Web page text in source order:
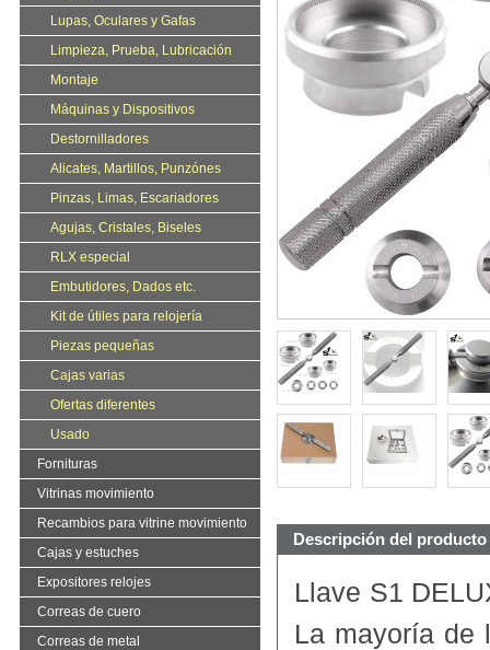
Descripción del producto
Llave S1
La mayoría de
Lupas, Oculares y Gafas
Limpieza, Prueba, Lubricación
Montaje
Máquinas y Dispositivos
Destornilladores
Alicates, Martillos, Punzónes
Pinzas, Limas, Escariadores
Agujas, Cristales, Biseles
RLX especial
Embutidores, Dados etc.
Kit de útiles para relojería
Piezas pequeñas
Cajas varias
Ofertas diferentes
Usado
Fornituras
Vitrinas movimiento
Recambios para vitrine movimiento
Cajas y estuches
Expositores relojes
Correas de cuero
Correas de metal